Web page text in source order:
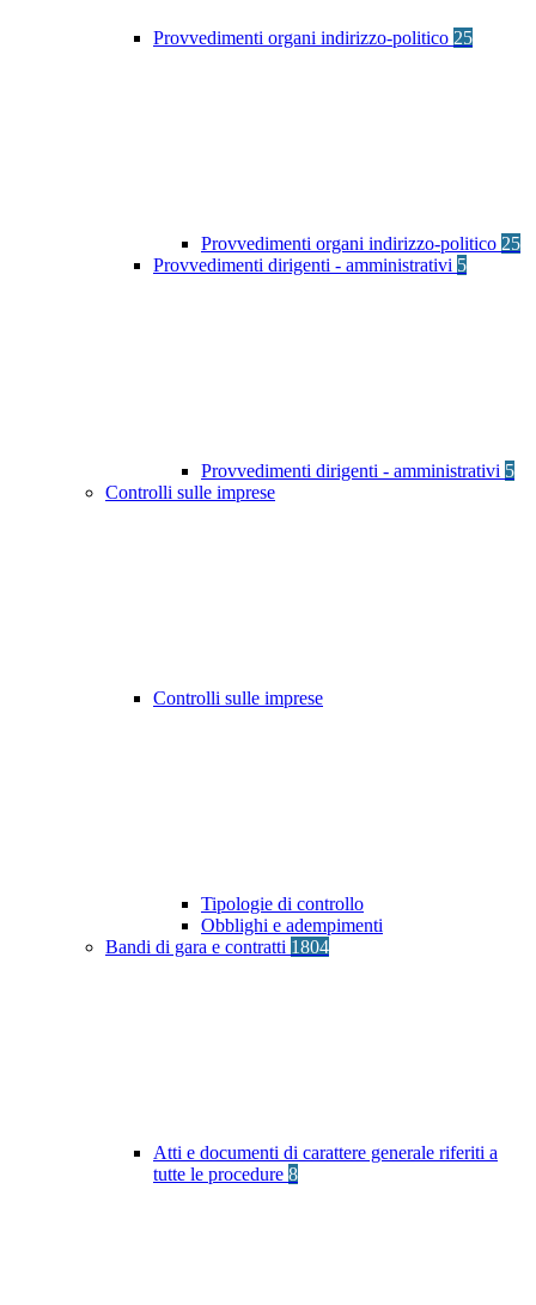
Provvedimenti organi indirizzo-politico 25
Provvedimenti organi indirizzo-politico 25
Provvedimenti dirigenti - amministrativi 5
Provvedimenti dirigenti - amministrativi 5
Controlli sulle imprese
Controlli sulle imprese
Tipologie di controllo
Obblighi e adempimenti
Bandi di gara e contratti 1804
Atti e documenti di carattere generale riferiti a
tutte le procedure 8